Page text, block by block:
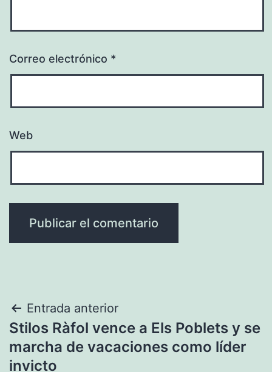
Correo electrónico *
Web
Navegación
de
Entrada anterior
Stilos Ràfol vence a Els Poblets y se
marcha de vacaciones como líder
invicto